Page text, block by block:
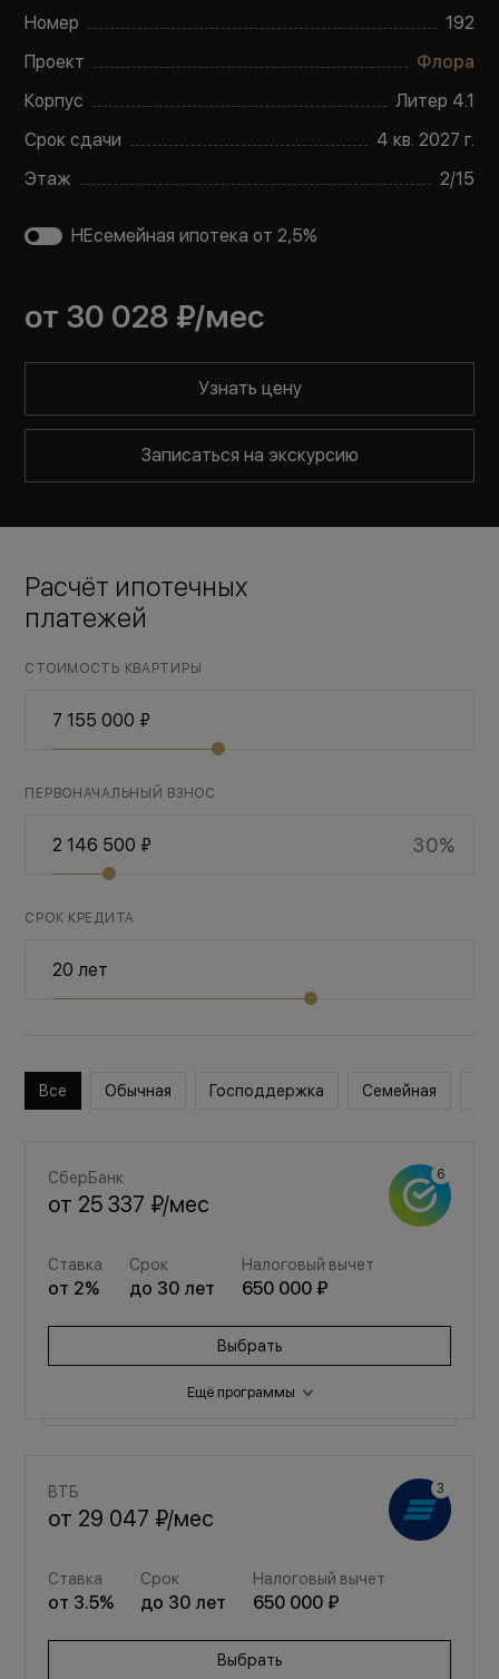
Номер
192
Проект
Флора
Корпус
Литер 4.1
Срок сдачи
4 кв. 2027 г.
Этаж
2/15
НЕсемейная ипотека от 2,5%
от 30 028 ₽/мес
Узнать цену
Записаться на экскурсию
Расчёт ипотечных
платежей
СТОИМОСТЬ КВАРТИРЫ
ПЕРВОНАЧАЛЬНЫЙ ВЗНОС
30%
СРОК КРЕДИТА
Все Обычная Господдержка Семейная
СберБанк
от 25 337 ₽/мес
Ставка
от 2%
Срок
до 30 лет
Налоговый вычет
650 000 ₽
Выбрать
Ещё программы
от33 927 ₽/мес
от3.5% до30 650 000 ₽
Выбрать
ВТБ
от 29 047 ₽/мес
Ставка
от 3.5%
Срок
до 30 лет
Налоговый вычет
650 000 ₽
Выбрать